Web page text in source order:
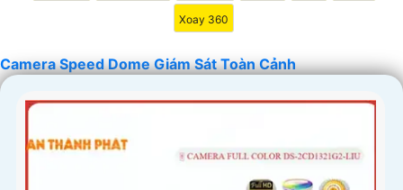
'
Xoay 360
Camera Speed Dome Giám Sát Toàn Cảnh